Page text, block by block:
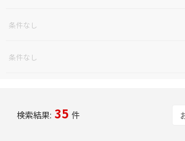
条件なし
条件なし
検索結果: 35 件